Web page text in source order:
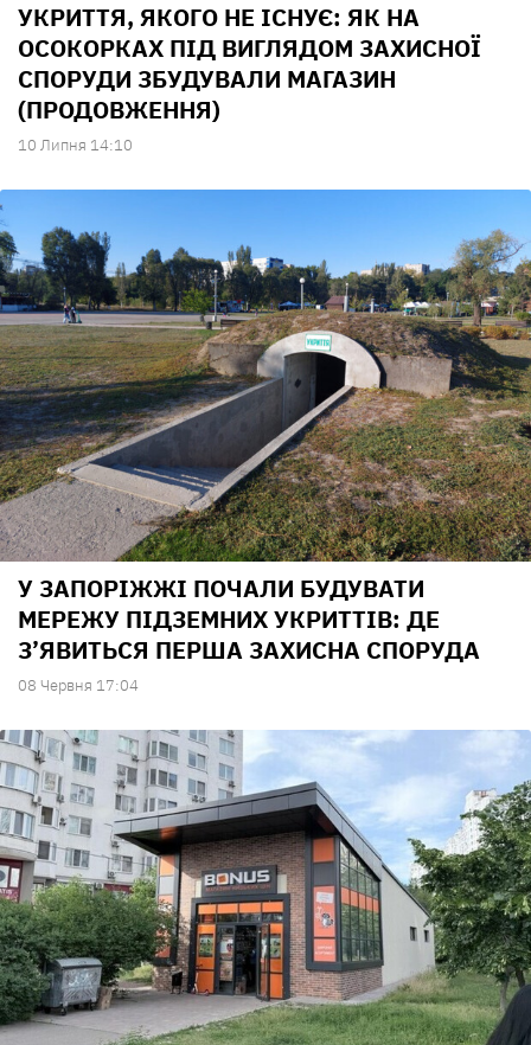
УКРИТТЯ, ЯКОГО НЕ ІСНУЄ: ЯК НА
ОСОКОРКАХ ПІД ВИГЛЯДОМ ЗАХИСНОЇ
СПОРУДИ ЗБУДУВАЛИ МАГАЗИН
(ПРОДОВЖЕННЯ)
10 Липня 14:10
У ЗАПОРІЖЖІ ПОЧАЛИ БУДУВАТИ
МЕРЕЖУ ПІДЗЕМНИХ УКРИТТІВ: ДЕ
З’ЯВИТЬСЯ ПЕРША ЗАХИСНА СПОРУДА
08 Червня 17:04